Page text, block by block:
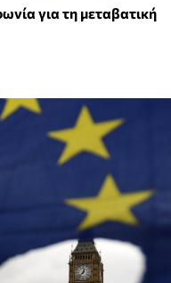
για τη μεταβατική